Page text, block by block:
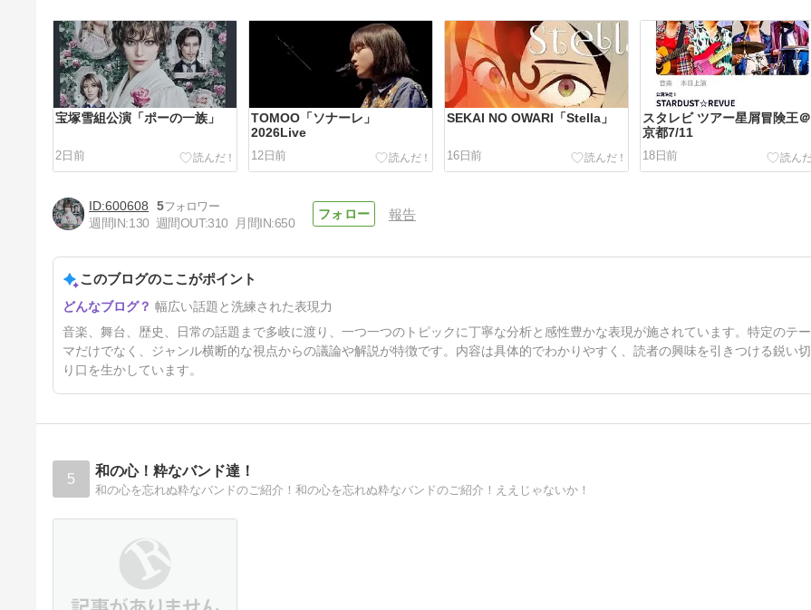
宝塚雪組公演「ポーの一族」
2日前
TOMOO「ソナーレ」
2026Live
12日前
SEKAI NO OWARI「Stella」
16日前
スタレビ ツアー星屑冒険王＠
京都7/11
18日前
小田和正公式Webサイトオー
プン（だいぶたつけど…
48日前
600608
5
週間IN:130 週間OUT:310 月間IN:650
報告
このブログのここがポイント
幅広い話題と洗練された表現力
音楽、舞台、歴史、日常の話題まで多岐に渡り、一つ一つのトピックに丁寧な分析と感性豊かな表現が施されています。特定のテー
マだけでなく、ジャンル横断的な視点からの議論や解説が特徴です。内容は具体的でわかりやすく、読者の興味を引きつける鋭い切
り口を生かしています。
5 和の心！粋なバンド達！
和の心を忘れぬ粋なバンドのご紹介！和の心を忘れぬ粋なバンドのご紹介！ええじゃないか！